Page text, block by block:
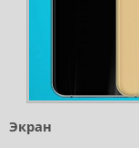
Экран